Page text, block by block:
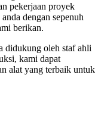
pekerjaan proyek
dengan sepenuh
berikan.
didukung oleh staf ahli
kami dapat
alat yang terbaik untuk